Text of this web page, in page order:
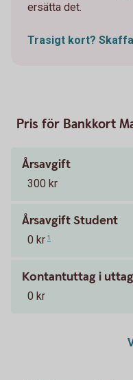
ersätta det.
Trasigt kort? Skaffa
Pris för Bankkort
Årsavgift
300 kr
Årsavgift Student
0 kr 1
Kontantuttag i
0 kr